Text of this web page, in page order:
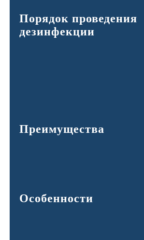
Порядок проведения
дезинфекции
Преимущества
Особенности